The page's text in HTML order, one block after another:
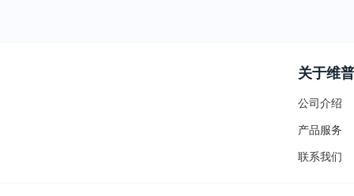
关于维普
公司介绍
产品服务
联系我们